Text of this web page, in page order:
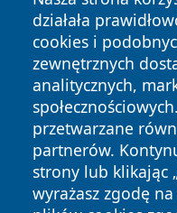
działała
cookies i
zewnętrznych
analitycznych,
przetwarzane
partnerów.
strony lub klikając
wyrażasz zgodę
Copyright © 2026
News Autorzy